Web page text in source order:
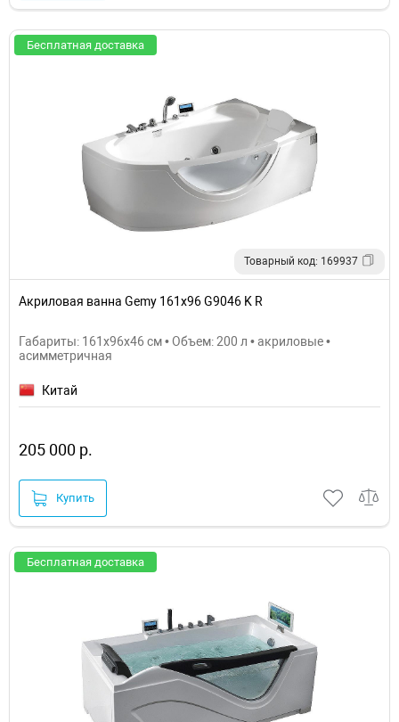
Бесплатная доставка
Товарный код: 169937
Акриловая ванна Gemy 161х96 G9046 K R
Габариты: 161x96x46 см • Объем: 200 л • акриловые •
асимметричная
Китай
205 000 р.
Купить
Бесплатная доставка